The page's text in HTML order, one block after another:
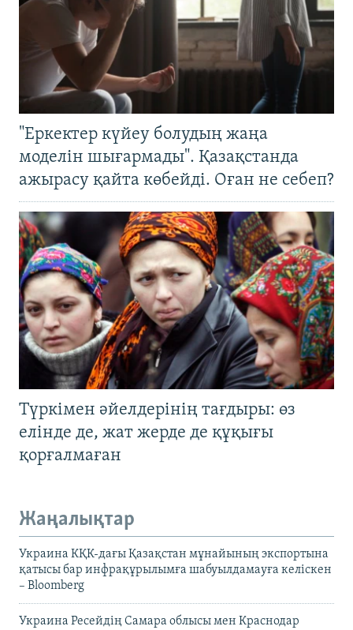
"Еркектер күйеу болудың жаңа
моделін шығармады". Қазақстанда
ажырасу қайта көбейді. Оған не себеп?
Түркімен әйелдерінің тағдыры: өз
елінде де, жат жерде де құқығы
қорғалмаған
Жаңалықтар
Украина КҚК-дағы Қазақстан мұнайының экспортына
қатысы бар инфрақұрылымға шабуылдамауға келіскен
– Bloomberg
Украина Ресейдің Самара облысы мен Краснодар